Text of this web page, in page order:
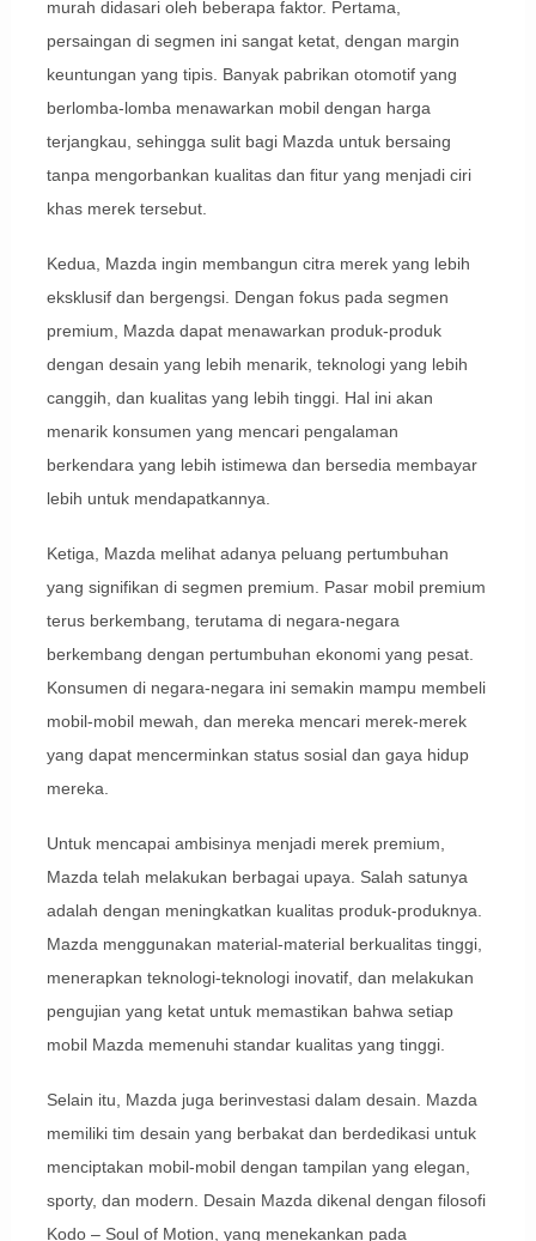
murah didasari oleh beberapa faktor. Pertama,
persaingan di segmen ini sangat ketat, dengan margin
keuntungan yang tipis. Banyak pabrikan otomotif yang
berlomba-lomba menawarkan mobil dengan harga
terjangkau, sehingga sulit bagi Mazda untuk bersaing
tanpa mengorbankan kualitas dan fitur yang menjadi ciri
khas merek tersebut.
Kedua, Mazda ingin membangun citra merek yang lebih
eksklusif dan bergengsi. Dengan fokus pada segmen
premium, Mazda dapat menawarkan produk-produk
dengan desain yang lebih menarik, teknologi yang lebih
canggih, dan kualitas yang lebih tinggi. Hal ini akan
menarik konsumen yang mencari pengalaman
berkendara yang lebih istimewa dan bersedia membayar
lebih untuk mendapatkannya.
Ketiga, Mazda melihat adanya peluang pertumbuhan
yang signifikan di segmen premium. Pasar mobil premium
terus berkembang, terutama di negara-negara
berkembang dengan pertumbuhan ekonomi yang pesat.
Konsumen di negara-negara ini semakin mampu membeli
mobil-mobil mewah, dan mereka mencari merek-merek
yang dapat mencerminkan status sosial dan gaya hidup
mereka.
Untuk mencapai ambisinya menjadi merek premium,
Mazda telah melakukan berbagai upaya. Salah satunya
adalah dengan meningkatkan kualitas produk-produknya.
Mazda menggunakan material-material berkualitas tinggi,
menerapkan teknologi-teknologi inovatif, dan melakukan
pengujian yang ketat untuk memastikan bahwa setiap
mobil Mazda memenuhi standar kualitas yang tinggi.
Selain itu, Mazda juga berinvestasi dalam desain. Mazda
memiliki tim desain yang berbakat dan berdedikasi untuk
menciptakan mobil-mobil dengan tampilan yang elegan,
sporty, dan modern. Desain Mazda dikenal dengan filosofi
Kodo – Soul of Motion, yang menekankan pada